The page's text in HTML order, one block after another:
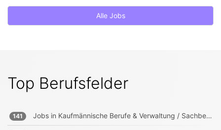
Alle Jobs
Top Berufsfelder
141 Jobs in Kaufmännische Berufe & Verwaltung / Sachbearbeitung und Verwaltung